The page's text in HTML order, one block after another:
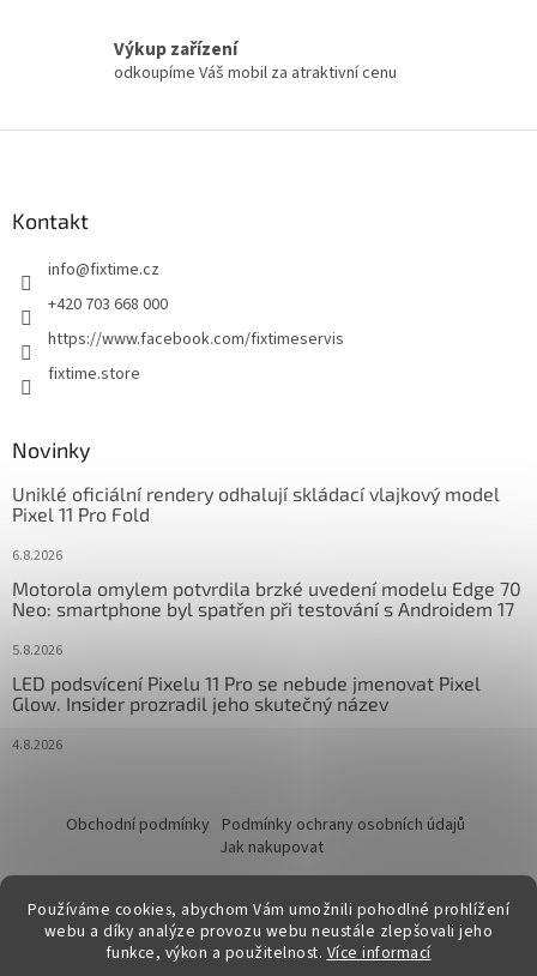
Používáme cookies, abychom Vám umožnili pohodlné prohlížení
webu a díky analýze provozu webu neustále zlepšovali jeho
funkce, výkon a použitelnost. Více informací
Výkup zařízení
odkoupíme Váš mobil za atraktivní cenu
Kontakt
info@fixtime.cz
+420 703 668 000
https://www.facebook.com/fixtimeservis
fixtime.store
Novinky
Uniklé oficiální rendery odhalují skládací vlajkový model
Pixel 11 Pro Fold
6.8.2026
Motorola omylem potvrdila brzké uvedení modelu Edge 70
Neo: smartphone byl spatřen při testování s Androidem 17
5.8.2026
LED podsvícení Pixelu 11 Pro se nebude jmenovat Pixel
Glow. Insider prozradil jeho skutečný název
4.8.2026
Obchodní podmínky Podmínky ochrany osobních údajů
Jak nakupovat
Vytvořil Shoptet